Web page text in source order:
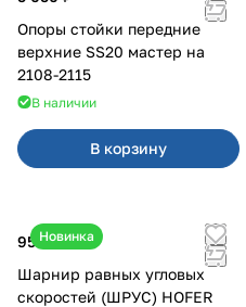
Опоры стойки передние
верхние SS20 мастер на
2108-2115
В наличии
В корзину
Новинка
950 ₽
Шарнир равных угловых
скоростей (ШРУС) HOFER